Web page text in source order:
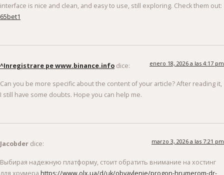
interface is nice and clean, and easy to use, still exploring. Check them out:
65bet1
^Inregistrare pe www.binance.info dice: enero 18, 2026 a las 4:17 pm
Can you be more specific about the content of your article? After reading it,
I still have some doubts. Hope you can help me.
Jacobder dice: marzo 3, 2026 a las 7:21 pm
Выбирая надежную платформу, стоит обратить внимание на хостинг
для хрумера https://www.olx.ua/d/uk/obyavlenie/progon-hrumerom-dr-